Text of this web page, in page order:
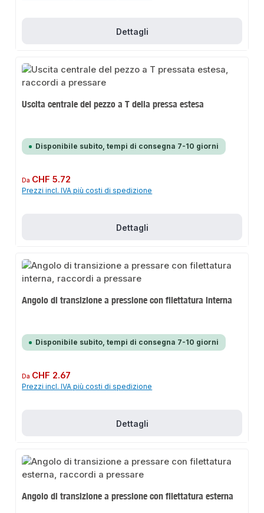
Dettagli
Uscita centrale del pezzo a T della pressa estesa
Disponibile subito, tempi di consegna 7-10 giorni
Prezzo normale:
Da CHF 5.72
Prezzi incl. IVA più costi di spedizione
Dettagli
Angolo di transizione a pressione con filettatura interna
Disponibile subito, tempi di consegna 7-10 giorni
Prezzo normale:
Da CHF 2.67
Prezzi incl. IVA più costi di spedizione
Dettagli
Angolo di transizione a pressione con filettatura esterna